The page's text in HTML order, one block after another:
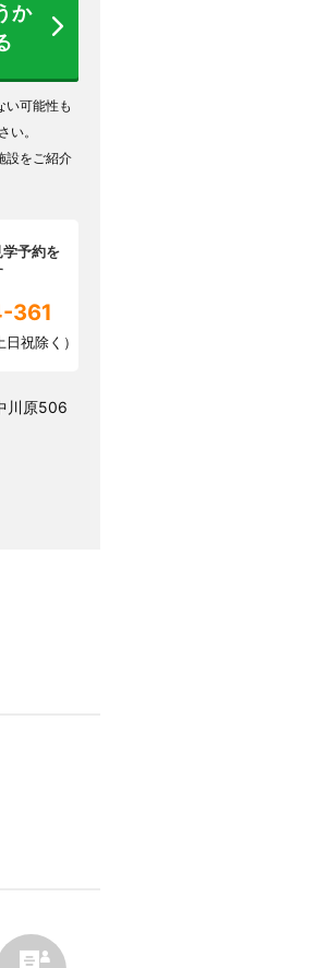
か
い可能性も
い。
設をご紹介
予約を
361
祝除く）
川原506